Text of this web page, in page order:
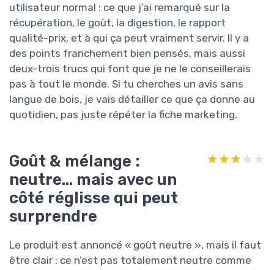
utilisateur normal : ce que j’ai remarqué sur la
récupération, le goût, la digestion, le rapport
qualité-prix, et à qui ça peut vraiment servir. Il y a
des points franchement bien pensés, mais aussi
deux-trois trucs qui font que je ne le conseillerais
pas à tout le monde. Si tu cherches un avis sans
langue de bois, je vais détailler ce que ça donne au
quotidien, pas juste répéter la fiche marketing.
Goût & mélange :
neutre… mais avec un
côté réglisse qui peut
surprendre
★★★★★
★★★★★
Le produit est annoncé « goût neutre », mais il faut
être clair : ce n’est pas totalement neutre comme